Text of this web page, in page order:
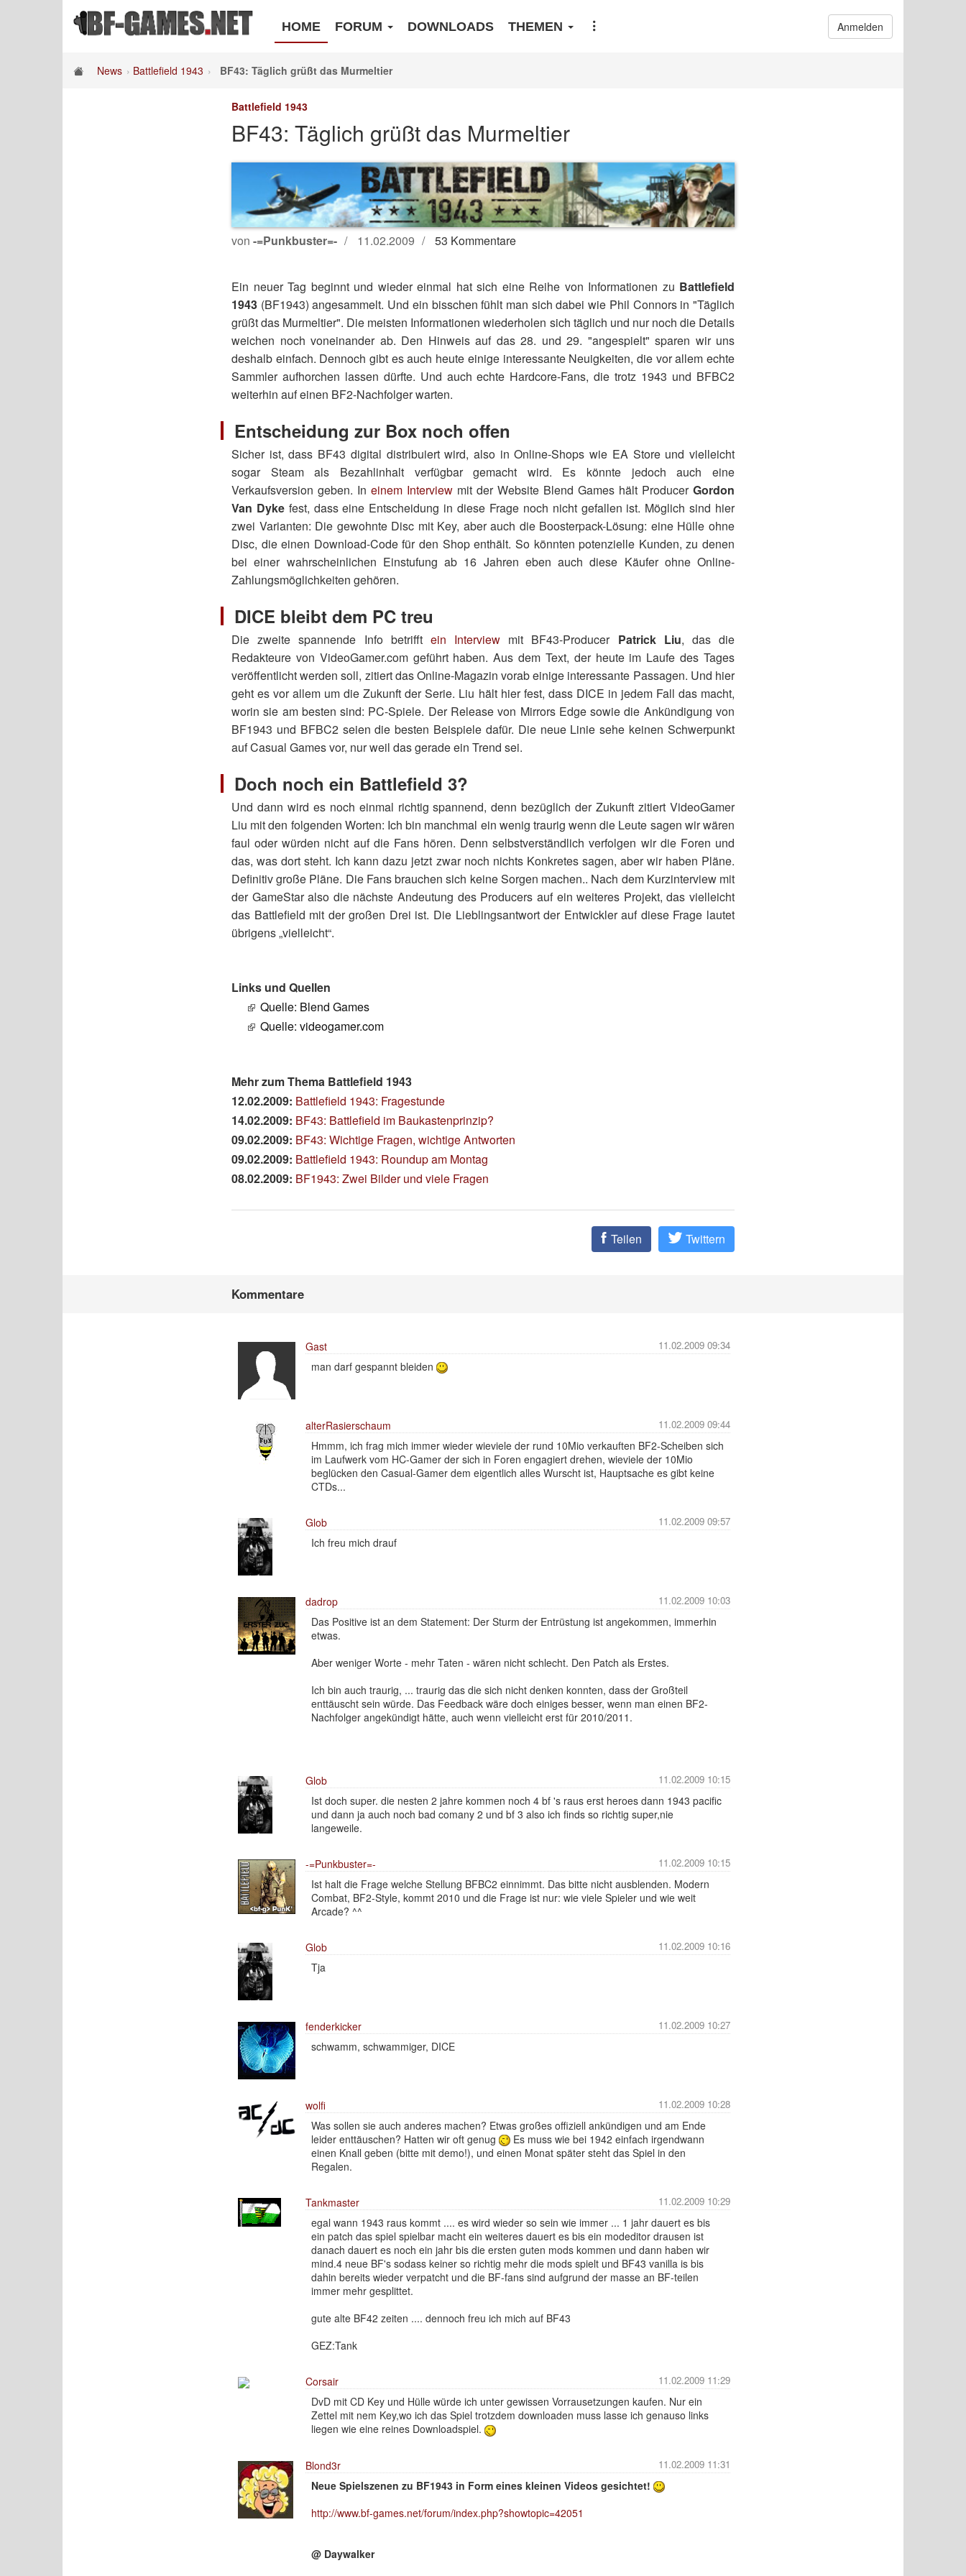
HOME FORUM DOWNLOADS THEMEN Anmelden
News Battlefield 1943 BF43: Täglich grüßt das Murmeltier
Battlefield 1943
BF43: Täglich grüßt das Murmeltier
von -=Punkbuster=- 11.02.2009 53 Kommentare
Ein neuer Tag beginnt und wieder einmal hat sich eine Reihe von Informationen zu Battlefield
1943 (BF1943) angesammelt. Und ein bisschen fühlt man sich dabei wie Phil Connors in "Täglich
grüßt das Murmeltier". Die meisten Informationen wiederholen sich täglich und nur noch die Details
weichen noch voneinander ab. Den Hinweis auf das 28. und 29. "angespielt" sparen wir uns
deshalb einfach. Dennoch gibt es auch heute einige interessante Neuigkeiten, die vor allem echte
Sammler aufhorchen lassen dürfte. Und auch echte Hardcore-Fans, die trotz 1943 und BFBC2
weiterhin auf einen BF2-Nachfolger warten.
Entscheidung zur Box noch offen
Sicher ist, dass BF43 digital distribuiert wird, also in Online-Shops wie EA Store und vielleicht
sogar Steam als Bezahlinhalt verfügbar gemacht wird. Es könnte jedoch auch eine
Verkaufsversion geben. In einem Interview mit der Website Blend Games hält Producer Gordon
Van Dykefest, dass eine Entscheidung in diese Frage noch nicht gefallen ist. Möglich sind hier
zwei Varianten: Die gewohnte Disc mit Key, aber auch die Boosterpack-Lösung: eine Hülle ohne
Disc, die einen Download-Code für den Shop enthält. So könnten potenzielle Kunden, zu denen
bei einer wahrscheinlichen Einstufung ab 16 Jahren eben auch diese Käufer ohne Online-
Zahlungsmöglichkeiten gehören.
DICE bleibt dem PC treu
Die zweite spannende Info betrifft ein Interview mit BF43-Producer Patrick Liu, das die
Redakteure von VideoGamer.com geführt haben. Aus dem Text, der heute im Laufe des Tages
veröffentlicht werden soll, zitiert das Online-Magazin vorab einige interessante Passagen. Und hier
geht es vor allem um die Zukunft der Serie. Liu hält hier fest, dass DICE in jedem Fall das macht,
worin sie am besten sind: PC-Spiele. Der Release von Mirrors Edge sowie die Ankündigung von
BF1943 und BFBC2 seien die besten Beispiele dafür. Die neue Linie sehe keinen Schwerpunkt
auf Casual Games vor, nur weil das gerade ein Trend sei.
Doch noch ein Battlefield 3?
Und dann wird es noch einmal richtig spannend, denn bezüglich der Zukunft zitiert VideoGamer
Liu mit den folgenden Worten: Ich bin manchmal ein wenig traurig wenn die Leute sagen wir wären
faul oder würden nicht auf die Fans hören. Denn selbstverständlich verfolgen wir die Foren und
das, was dort steht. Ich kann dazu jetzt zwar noch nichts Konkretes sagen, aber wir haben Pläne.
Definitiv große Pläne. Die Fans brauchen sich keine Sorgen machen.. Nach dem Kurzinterview mit
der GameStar also die nächste Andeutung des Producers auf ein weiteres Projekt, das vielleicht
das Battlefield mit der großen Drei ist. Die Lieblingsantwort der Entwickler auf diese Frage lautet
übrigens „vielleicht“.
Links und Quellen
Quelle: Blend Games
Quelle: videogamer.com
Mehr zum Thema Battlefield 1943
12.02.2009: Battlefield 1943: Fragestunde
14.02.2009: BF43: Battlefield im Baukastenprinzip?
09.02.2009: BF43: Wichtige Fragen, wichtige Antworten
09.02.2009: Battlefield 1943: Roundup am Montag
08.02.2009: BF1943: Zwei Bilder und viele Fragen
Teilen Twittern
Kommentare
11.02.2009 09:34
Gast
man darf gespannt bleiden
11.02.2009 09:44
alterRasierschaum
Hmmm, ich frag mich immer wieder wieviele der rund 10Mio verkauften BF2-Scheiben sich
im Laufwerk vom HC-Gamer der sich in Foren engagiert drehen, wieviele der 10Mio
beglücken den Casual-Gamer dem eigentlich alles Wurscht ist, Hauptsache es gibt keine
CTDs...
11.02.2009 09:57
Glob
Ich freu mich drauf
11.02.2009 10:03
dadrop
Das Positive ist an dem Statement: Der Sturm der Entrüstung ist angekommen, immerhin
etwas.
Aber weniger Worte - mehr Taten - wären nicht schlecht. Den Patch als Erstes.
Ich bin auch traurig, ... traurig das die sich nicht denken konnten, dass der Großteil
enttäuscht sein würde. Das Feedback wäre doch einiges besser, wenn man einen BF2-
Nachfolger angekündigt hätte, auch wenn vielleicht erst für 2010/2011.
11.02.2009 10:15
Glob
Ist doch super. die nesten 2 jahre kommen noch 4 bf 's raus erst heroes dann 1943 pacific
und dann ja auch noch bad comany 2 und bf 3 also ich finds so richtig super,nie
langeweile.
11.02.2009 10:15
-=Punkbuster=-
Ist halt die Frage welche Stellung BFBC2 einnimmt. Das bitte nicht ausblenden. Modern
Combat, BF2-Style, kommt 2010 und die Frage ist nur: wie viele Spieler und wie weit
Arcade? ^^
11.02.2009 10:16
Glob
Tja
11.02.2009 10:27
fenderkicker
schwamm, schwammiger, DICE
11.02.2009 10:28
wolfi
Was sollen sie auch anderes machen? Etwas großes offiziell ankündigen und am Ende
leider enttäuschen? Hatten wir oft genug
Es muss wie bei 1942 einfach irgendwann
einen Knall geben (bitte mit demo!), und einen Monat später steht das Spiel in den
Regalen.
11.02.2009 10:29
Tankmaster
egal wann 1943 raus kommt .... es wird wieder so sein wie immer ... 1 jahr dauert es bis
ein patch das spiel spielbar macht ein weiteres dauert es bis ein modeditor drausen ist
danach dauert es noch ein jahr bis die ersten guten mods kommen und dann haben wir
mind.4 neue BF's sodass keiner so richtig mehr die mods spielt und BF43 vanilla is bis
dahin bereits wieder verpatcht und die BF-fans sind aufgrund der masse an BF-teilen
immer mehr gesplittet.
gute alte BF42 zeiten .... dennoch freu ich mich auf BF43
GEZ:Tank
11.02.2009 11:29
Corsair
DvD mit CD Key und Hülle würde ich unter gewissen Vorrausetzungen kaufen. Nur ein
Zettel mit nem Key,wo ich das Spiel trotzdem downloaden muss lasse ich genauso links
liegen wie eine reines Downloadspiel.
11.02.2009 11:31
Blond3r
Neue Spielszenen zu BF1943 in Form eines kleinen Videos gesichtet!
http://www.bf-games.net/forum/index.php?showtopic=42051
@ Daywalker